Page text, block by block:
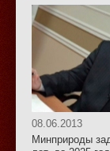
08.06.2013
Минприроды